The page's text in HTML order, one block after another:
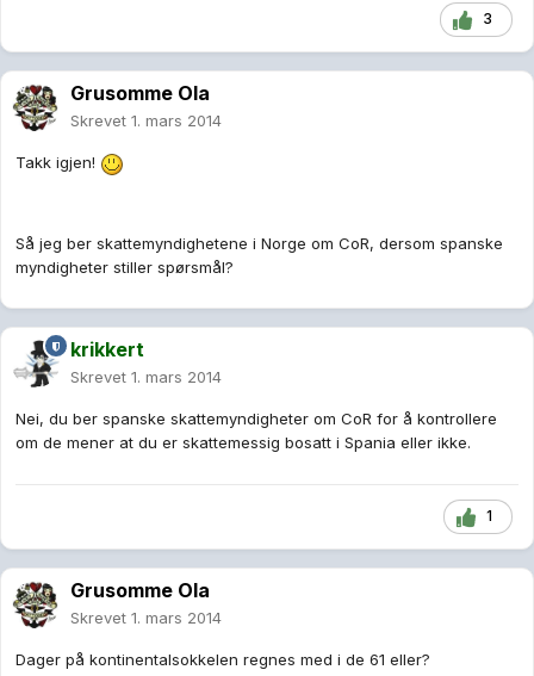
3
Grusomme Ola
Skrevet 1. mars 2014
Takk igjen!
Så jeg ber skattemyndighetene i Norge om CoR, dersom spanske
myndigheter stiller spørsmål?
krikkert
Skrevet 1. mars 2014
Nei, du ber spanske skattemyndigheter om CoR for å kontrollere
om de mener at du er skattemessig bosatt i Spania eller ikke.
1
Grusomme Ola
Skrevet 1. mars 2014
Dager på kontinentalsokkelen regnes med i de 61 eller?